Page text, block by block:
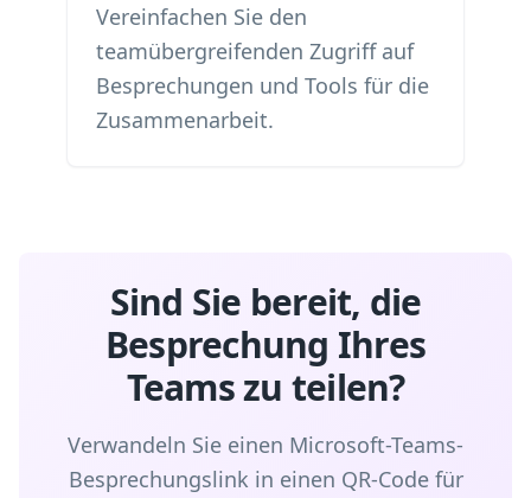
Vereinfachen Sie den
teamübergreifenden Zugriff auf
Besprechungen und Tools für die
Zusammenarbeit.
Sind Sie bereit, die
Besprechung Ihres
Teams zu teilen?
Verwandeln Sie einen Microsoft-Teams-
Besprechungslink in einen QR-Code für